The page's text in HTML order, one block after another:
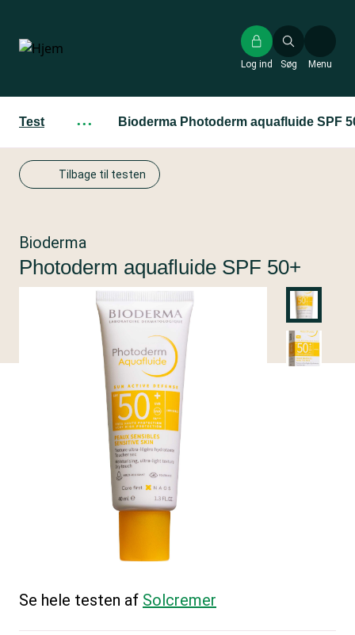
hovedindhold
Søg
Log ind Menu
Test ··· Bioderma Photoderm aquafluide SPF
Tilbage til testen
Bioderma
Photoderm aquafluide SPF 50+
Se hele testen af Solcremer